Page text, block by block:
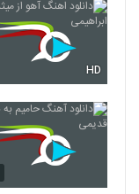
162
163
HD